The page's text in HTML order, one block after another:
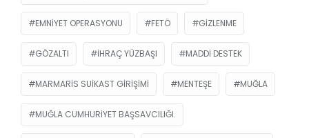
EMNIYET OPERASYONU FETÖ GIZLENME
GÖZALTI IHRAÇ YÜZBAŞI MADDI DESTEK
MARMARIS SUIKAST GIRIŞIMI MENTEŞE MUĞLA
MUĞLA CUMHURIYET BAŞSAVCILIĞI.